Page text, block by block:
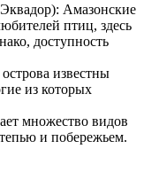
Амазонские
птиц, здесь
доступность
известны
из которых
множество видов
и побережьем.